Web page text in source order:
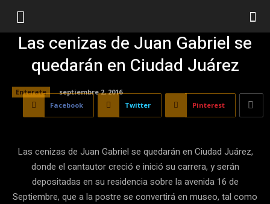
Las cenizas de Juan Gabriel se
quedarán en Ciudad Juárez
Enterate
septiembre 2, 2016
Facebook
Twitter Pinterest
Las cenizas de Juan Gabriel se quedarán en Ciudad Juárez,
donde el cantautor creció e inició su carrera, y serán
depositadas en su residencia sobre la avenida 16 de
Septiembre, que a la postre se convertirá en museo, tal como